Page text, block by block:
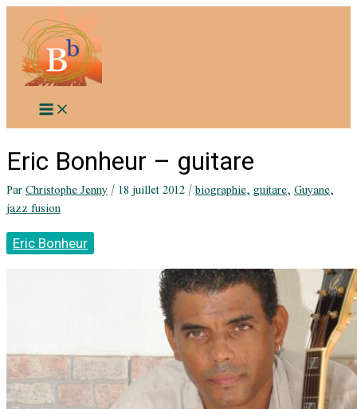
contenu
Eric Bonheur – guitare
ParChristophe Jenny/18 juillet 2012/biographie,guitare,Guyane,
jazz fusion
Eric Bonheur